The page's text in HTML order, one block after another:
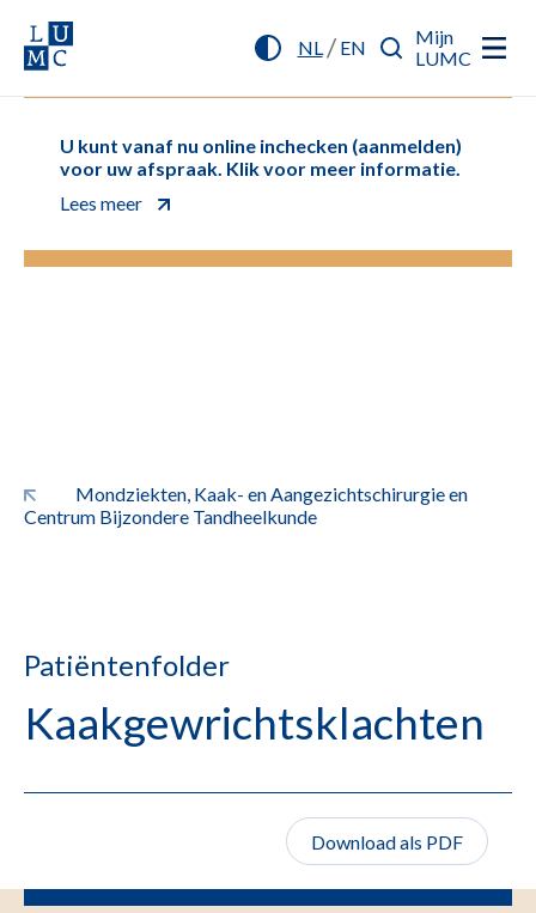
NL/ EN
Mijn
LUMC
U kunt vanaf nu online inchecken (aanmelden)
voor uw afspraak. Klik voor meer informatie.
Lees meer
Mondziekten, Kaak- en Aangezichtschirurgie en
Centrum Bijzondere Tandheelkunde
Patiëntenfolder
Kaakgewrichtsklachten
Download als PDF